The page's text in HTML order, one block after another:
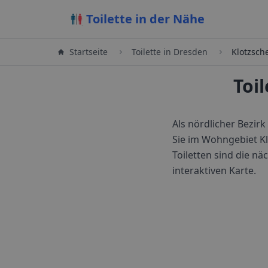
Toilette in der Nähe
Startseite Toilette in Dresden
Als nördlicher
Sie im Wohngebiet
Toiletten sind die
interaktiven Karte.